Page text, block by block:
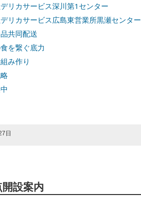
リカサービス深川第1センター
リカサービス広島東営業所黒瀬センター
共同配送
を繋ぐ底力
み作り
日
設案内